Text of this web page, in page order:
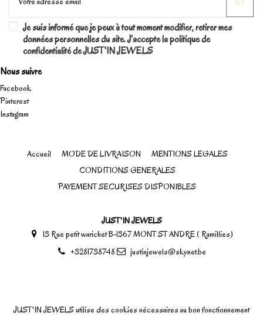
Je suis informé que je peux à tout moment modifier, retirer mes
données personnelles du site. J'accepte la politique de
confidentialité de JUST'IN JEWELS
Nous suivre
Facebook
Pinterest
Instagram
Accueil MODE DE LIVRAISON
MENTIONS LEGALES
CONDITIONS GENERALES
PAYEMENT SECURISES DISPONIBLES
JUST'IN JEWELS
13 Rue petit warichet B-1367 MONT ST ANDRE ( Ramillies)
+3281738748
justinjewels@skynet.be
JUST'IN JEWELS utilise des cookies nécessaires au bon fonctionnement